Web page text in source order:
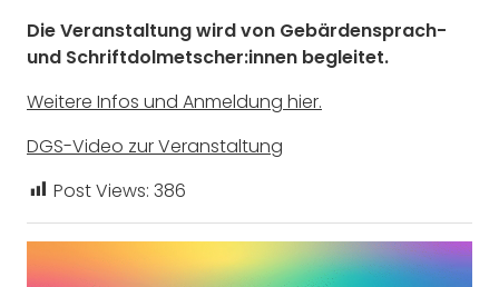
Die Veranstaltung wird von Gebärdensprach-
und Schriftdolmetscher:innen begleitet.
Weitere Infos und Anmeldung hier.
DGS-Video zur Veranstaltung
Post Views: 386